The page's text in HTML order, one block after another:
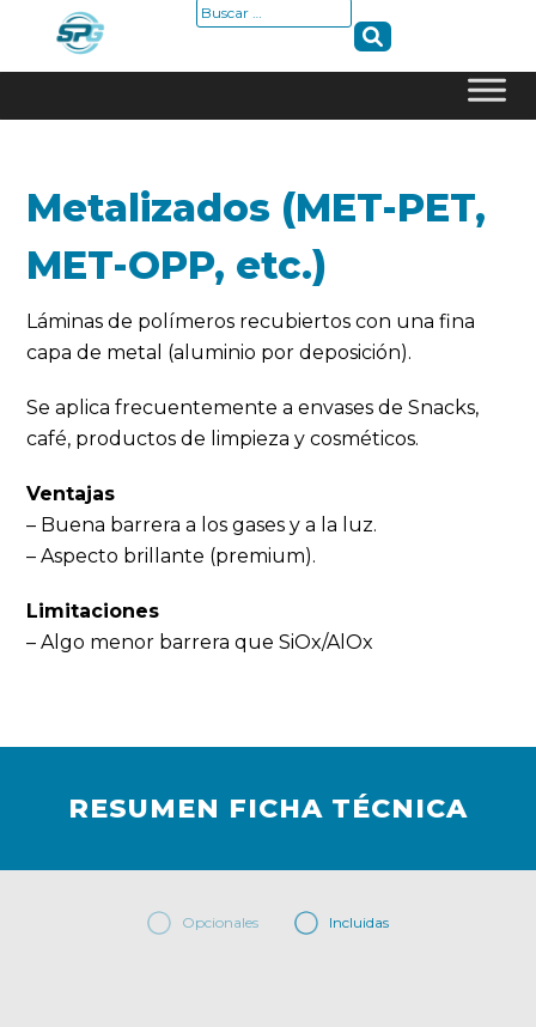
content
Buscar:
Metalizados (MET-PET,
MET-OPP, etc.)
Láminas de polímeros recubiertos con una fina
capa de metal (aluminio por deposición).
Se aplica frecuentemente a envases de Snacks,
café, productos de limpieza y cosméticos.
Ventajas
– Buena barrera a los gases y a la luz.
– Aspecto brillante (premium).
Limitaciones
– Algo menor barrera que SiOx/AlOx
RESUMEN FICHA TÉCNICA
Opcionales Incluidas